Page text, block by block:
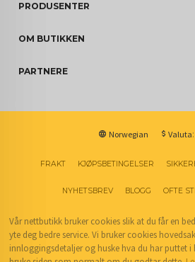
PRODUSENTER
OM BUTIKKEN
PARTNERE
Norwegian Valuta
FRAKT KJØPSBETINGELSER
NYHETSBREV BLOGG OFTE
Vår nettbutikk bruker cookies slik at du får en
yte deg bedre service. Vi bruker cookies
innloggingsdetaljer og huske hva du har puttet i